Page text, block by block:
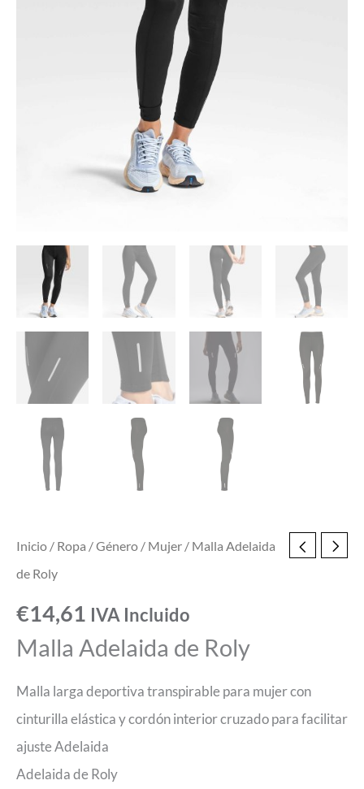
Inicio / Ropa /Género / Mujer / Malla Adelaida
de Roly
€14,61 IVA Incluido
Malla Adelaida de Roly
Malla larga deportiva transpirable para mujer con
cinturilla elástica y cordón interior cruzado para facilitar
ajuste Adelaida
Adelaida de Roly